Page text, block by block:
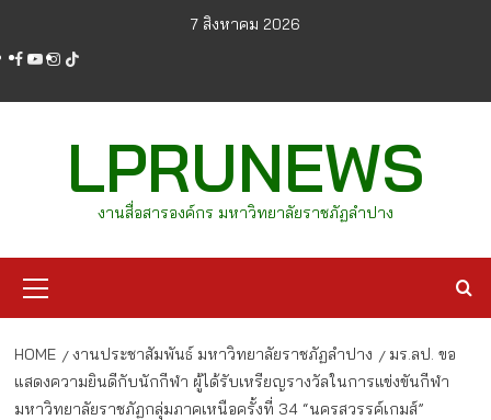
content
7 สิงหาคม 2026
facebook
youtube
instagram
tiktok
LPRUNEWS
งานสื่อสารองค์กร มหาวิทยาลัยราชภัฏลำปาง
Menu
HOME งานประชาสัมพันธ์ มหาวิทยาลัยราชภัฏลำปาง
มร.ลป. ขอ
แสดงความยินดีกับนักกีฬา ผู้ได้รับเหรียญรางวัลในการแข่งขันกีฬา
มหาวิทยาลัยราชภัฏกลุ่มภาคเหนือครั้งที่ 34 “นครสวรรค์เกมส์”